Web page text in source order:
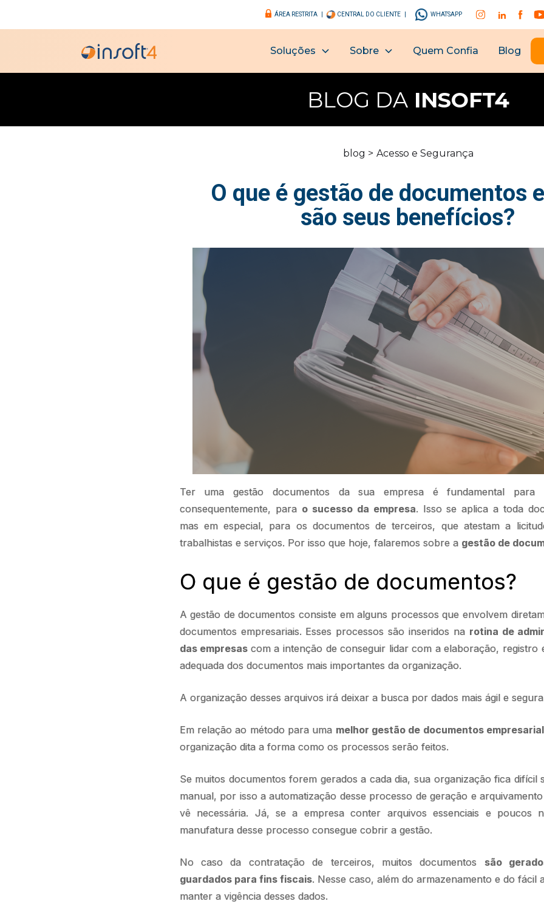
ÁREA RESTRITA | CENTRAL DO CLIENTE | WHATSAPP
Soluções Sobre Quem Confia Blog
BLOG DAINSOFT4
blog > Acesso e Segurança
O que é gestão de documentos
são seus benefícios?
Ter uma gestão documentos da sua empresa é fundamental para
consequentemente, para o sucesso da empresa. Isso se aplica a toda
mas em especial, para os documentos de terceiros, que atestam a
trabalhistas e serviços. Por isso que hoje, falaremos sobre a gestão de
O que é gestão de documentos?
A gestão de documentos consiste em alguns processos que envolvem
documentos empresariais. Esses processos são inseridos na rotina de
das empresas com a intenção de conseguir lidar com a elaboração, registro
adequada dos documentos mais importantes da organização.
A organização desses arquivos irá deixar a busca por dados mais ágil e
Em relação ao método para uma melhor gestão de documentos empresarial
organização dita a forma como os processos serão feitos.
Se muitos documentos forem gerados a cada dia, sua organização fica difícil
manual, por isso a automatização desse processo de geração e
vê necessária. Já, se a empresa conter arquivos essenciais e poucos
manufatura desse processo consegue cobrir a gestão.
No caso da contratação de terceiros, muitos documentos são
guardados para fins fiscais. Nesse caso, além do armazenamento e do fácil
manter a vigência desses dados.